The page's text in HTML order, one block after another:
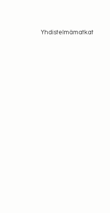
Yhdistelmämatkat